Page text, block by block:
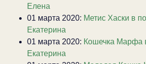
Елена
01 марта 2020: Метис Хаски в
Екатерина
01 марта 2020: Кошечка Марфа
Екатерина